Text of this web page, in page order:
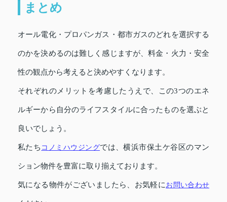
まとめ
オール電化・プロパンガス・都市ガスのどれを選択する
のかを決めるのは難しく感じますが、料金・火力・安全
性の観点から考えると決めやすくなります。
それぞれのメリットを考慮したうえで、この3つのエネ
ルギーから自分のライフスタイルに合ったものを選ぶと
良いでしょう。
私たち コノミハウジングでは、横浜市保土ケ谷区のマン
ション物件を豊富に取り揃えております。
気になる物件がございましたら、お気軽にお問い合わせ